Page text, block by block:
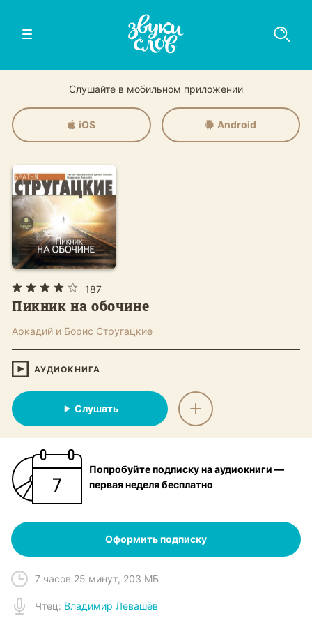
Слушайте в мобильном приложении
iOS Android
187
Пикник на обочине
Аркадий и Борис Стругацкие
АУДИОКНИГА
Слушать
Попробуйте подписку на аудиокниги —
первая неделя бесплатно
Оформить подписку
7 часов 25 минут, 203 МБ
Чтец: Владимир Левашёв